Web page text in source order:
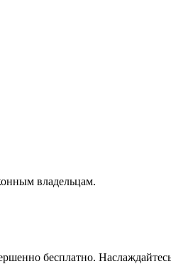
владельцам.
бесплатно.